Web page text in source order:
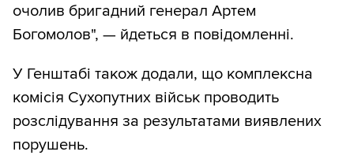
очолив бригадний генерал Артем
Богомолов", — йдеться в повідомленні.
У Генштабі також додали, що комплексна
комісія Сухопутних військ проводить
розслідування за результатами виявлених
порушень.